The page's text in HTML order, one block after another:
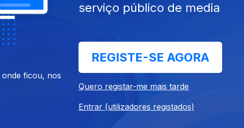
sobre auditoria aos mandatos de Luís
na próxima semana
ficou, nos
serviço público de media
REGISTE-SE AGORA
Quero registar-me mais tarde
Entrar (utilizadores registados)